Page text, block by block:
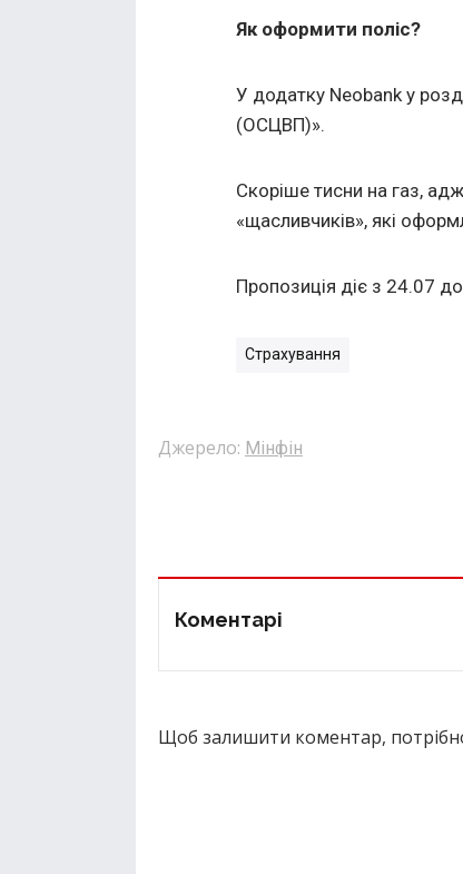
Як оформити поліс?
У додатку Neobank у
(ОСЦВП)».
Скоріше тисни на газ,
«щасливчиків», які
Пропозиція діє з 24.07
Страхування
Джерело: Мінфін
Коментарі
Щоб залишити коментар,